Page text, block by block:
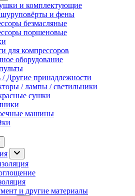
и комплектующие
и фены
безмасляные
поршеновые
для компрессоров
оборудование
/ Другие принадлежности
/ лампы / светильники
сушки
машины
и другие материалы